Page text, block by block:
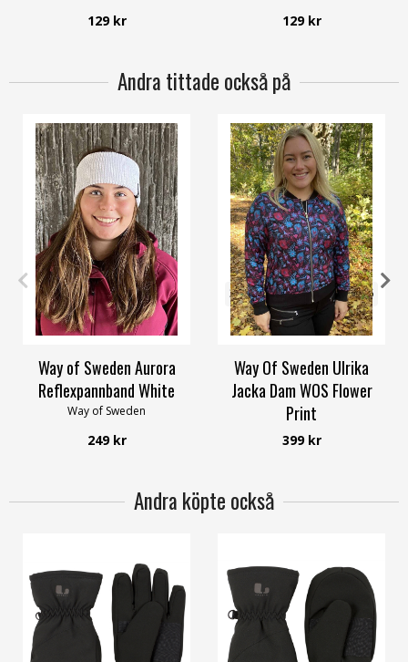
129 kr 129 kr
Andra tittade också på
OneSize
Way of Sweden Aurora
Reflexpannband White
Way of Sweden
249 kr
32/34 36/38 40/42
44/46
48/50
56/58
Way Of Sweden Ulrika
Jacka Dam WOS Flower
Print
Way of Sweden
399 kr
Andra köpte också